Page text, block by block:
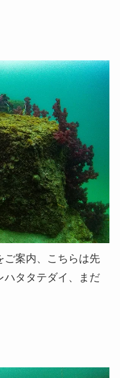
ご案内、こちらは先
ハタタテダイ、まだ